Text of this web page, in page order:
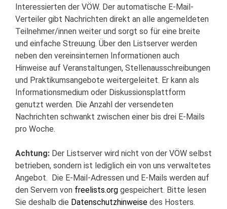
Interessierten der VÖW. Der automatische E-Mail-
Verteiler gibt Nachrichten direkt an alle angemeldeten
Teilnehmer/innen weiter und sorgt so für eine breite
und einfache Streuung. Über den Listserver werden
neben den vereinsinternen Informationen auch
Hinweise auf Veranstaltungen, Stellenausschreibungen
und Praktikumsangebote weitergeleitet. Er kann als
Informationsmedium oder Diskussionsplattform
genutzt werden. Die Anzahl der versendeten
Nachrichten schwankt zwischen einer bis drei E-Mails
pro Woche.
Achtung: Der Listserver wird nicht von der VÖW selbst
betrieben, sondern ist lediglich ein von uns verwaltetes
Angebot. Die E-Mail-Adressen und E-Mails werden auf
den Servern von freelists.org gespeichert. Bitte lesen
Sie deshalb die Datenschutzhinweise des Hosters.